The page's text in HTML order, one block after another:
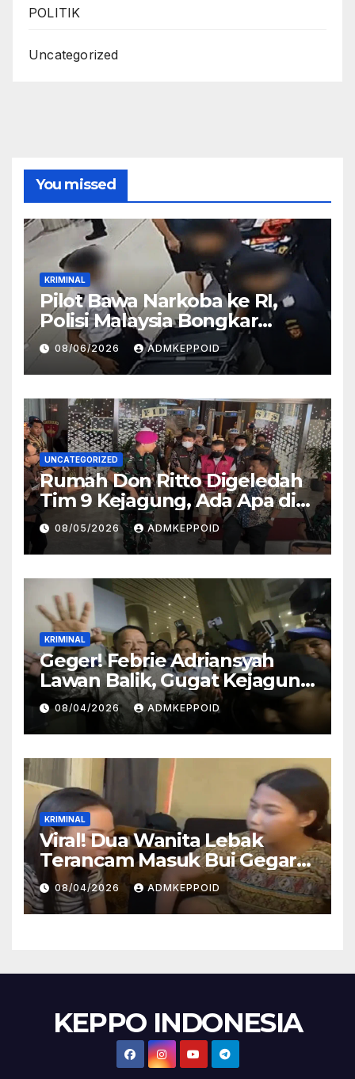
POLITIK
Uncategorized
You missed
KRIMINAL
Pilot Bawa Narkoba ke RI,
Polisi Malaysia Bongkar
Sosok Pemasok di Balik
Kasus Ini
08/06/2026 ADMKEPPOID
UNCATEGORIZED
Rumah Don Ritto Digeledah
Tim 9 Kejagung, Ada Apa di
Balik Kasus TPPU Febrie?
08/05/2026 ADMKEPPOID
KRIMINAL
Geger! Febrie Adriansyah
Lawan Balik, Gugat Kejagung
dan Kortas Tipidkor Polri
Lewat Praperadilan
08/04/2026 ADMKEPPOID
KRIMINAL
Viral! Dua Wanita Lebak
Terancam Masuk Bui Gegara
Kasus Injak Al-Qur’an, Ini
Fakta Persidangannya
08/04/2026 ADMKEPPOID
KEPPO INDONESIA